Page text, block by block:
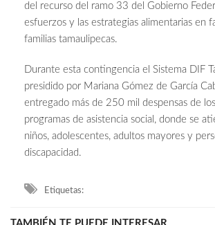
del recurso del ramo 33 del Gobierno
esfuerzos y las estrategias alimentarias en
familias tamaulipecas.
Durante esta contingencia el Sistema DIF
presidido por Mariana Gómez de García
entregado más de 250 mil despensas de
programas de asistencia social, donde se
niños, adolescentes, adultos mayores y
discapacidad.
Etiquetas: